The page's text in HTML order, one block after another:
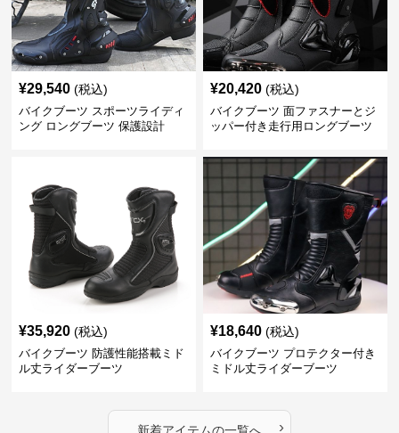
¥29,540 (税込)
バイクブーツ スポーツライディ
ング ロングブーツ 保護設計
¥20,420 (税込)
バイクブーツ 面ファスナーとジ
ッパー付き走行用ロングブーツ
¥35,920 (税込)
バイクブーツ 防護性能搭載ミド
ル丈ライダーブーツ
¥18,640 (税込)
バイクブーツ プロテクター付き
ミドル丈ライダーブーツ
›